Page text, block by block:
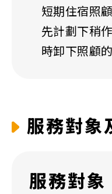
短期住宿照
先計劃下稍
時卸下照顧
服務對象
服務對象